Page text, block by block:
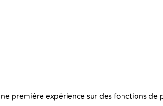
première expérience sur des fonctions